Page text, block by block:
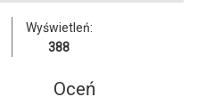
Wyświetleń:
388
Oceń